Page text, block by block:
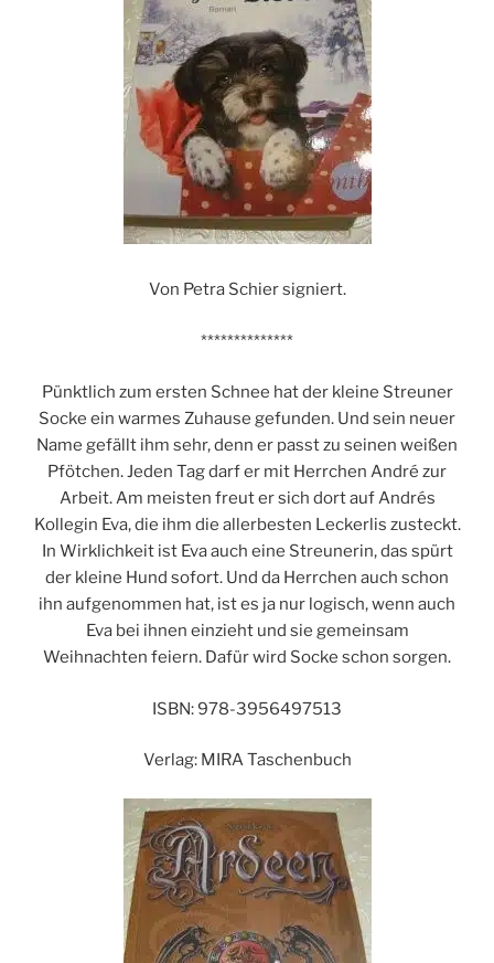
Von Petra Schier signiert.
**************
Pünktlich zum ersten Schnee hat der kleine Streuner
Socke ein warmes Zuhause gefunden. Und sein neuer
Name gefällt ihm sehr, denn er passt zu seinen weißen
Pfötchen. Jeden Tag darf er mit Herrchen André zur
Arbeit. Am meisten freut er sich dort auf Andrés
Kollegin Eva, die ihm die allerbesten Leckerlis zusteckt.
In Wirklichkeit ist Eva auch eine Streunerin, das spürt
der kleine Hund sofort. Und da Herrchen auch schon
ihn aufgenommen hat, ist es ja nur logisch, wenn auch
Eva bei ihnen einzieht und sie gemeinsam
Weihnachten feiern. Dafür wird Socke schon sorgen.
ISBN: 978-3956497513
Verlag: MIRA Taschenbuch